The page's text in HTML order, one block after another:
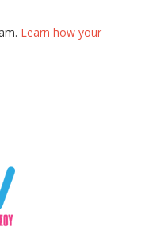
Learn how your